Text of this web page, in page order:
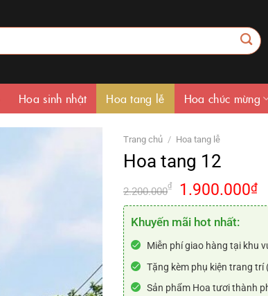
Hoa sinh nhật Hoa tang lễ Hoa chúc mừng
Trang chủ / Hoa tang lễ
Hoa tang 12
2.200.000₫
Giá
gốc
là:
2.200.000₫.
1.900.000₫
Khuyến mãi hot nhất:
Miễn phí giao hàng tại khu
Tặng kèm phụ kiện trang
Sản phẩm Hoa tươi thành